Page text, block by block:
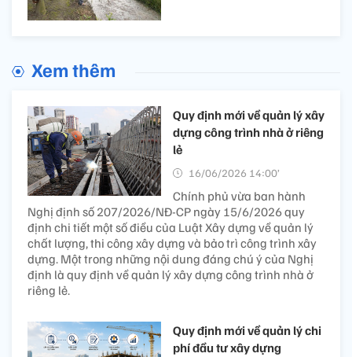
Xem thêm
Quy định mới về quản lý xây
dựng công trình nhà ở riêng
lẻ
16/06/2026 14:00’
Chính phủ vừa ban hành
Nghị định số 207/2026/NĐ-CP ngày 15/6/2026 quy
định chi tiết một số điều của Luật Xây dựng về quản lý
chất lượng, thi công xây dựng và bảo trì công trình xây
dựng. Một trong những nội dung đáng chú ý của Nghị
định là quy định về quản lý xây dựng công trình nhà ở
riêng lẻ.
Quy định mới về quản lý chi
phí đầu tư xây dựng